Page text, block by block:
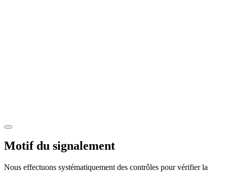
Motif du signalement
Nous effectuons systématiquement des contrôles pour vérifier la